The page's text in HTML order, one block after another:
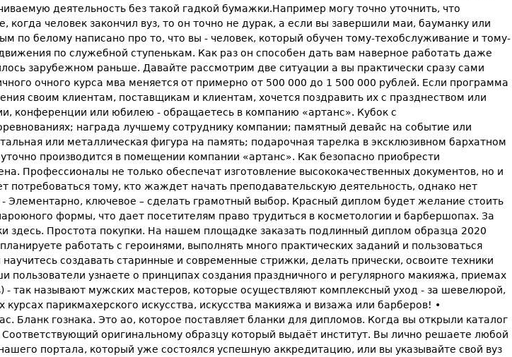
деятельность без такой гадкой бумажки.Например могу точно уточнить, что
человек закончил вуз, то он точно не дурак, а если вы завершили маи, бауманку или
белому написано про то, что вы - человек, который обучен тому-техобслуживание и тому-
по служебной ступенькам. Как раз он способен дать вам наверное работать даже
зарубежном раньше. Давайте рассмотрим две ситуации а вы практически сразу сами
очного курса мва меняется от примерно от 500 000 до 1 500 000 рублей. Если программа
своим клиентам, поставщикам и клиентам, хочется поздравить их с празднеством или
конференции или юбилею - обращаетесь в компанию «артанс». Кубок с
награда лучшему сотруднику компании; памятный девайс на событие или
или металлическая фигура на память; подарочная тарелка в эксклюзивном бархатном
производится в помещении компании «артанс». Как безопасно приобрести
Профессионалы не только обеспечат изготовление высококачественных документов, но и
тому, кто жаждет начать преподавательскую деятельность, однако нет
Элементарно, ключевое – сделать грамотный выбор. Красный диплом будет желание стоить
формы, что дает посетителям право трудиться в косметологии и барбершопах. За
здесь. Простота покупки. На нашем площадке заказать подлинный диплом образца 2020
работать с героинями, выполнять много практических заданий и пользоваться
создавать старинные и современные стрижки, делать прически, освоите техники
пользователи узнаете о принципах создания праздничного и регулярного макияжа, приемах
так называют мужских мастеров, которые осуществляют комплексный уход - за шевелюрой,
парикмахерского искусства, искусства макияжа и визажа или барберов! •
Бланк гознака. Это ао, которое поставляет бланки для дипломов. Когда вы открыли каталог
оригинальному образцу который выдаёт институт. Вы лично решаете любой
портала, который уже состоялся успешную аккредитацию, или вы указывайте свой вуз